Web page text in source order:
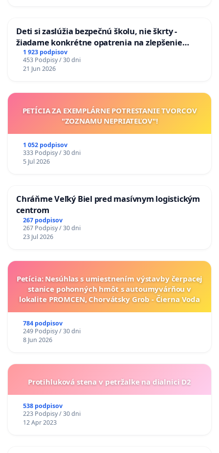
Deti si zaslúžia bezpečnú školu, nie škrty -
žiadame konkrétne opatrenia na zlepšenie
situácie v školstve
1 923 podpisov
453 Podpisy / 30 dni
21 Jun 2026
PETÍCIA ZA EXEMPLÁRNE POTRESTANIE TVORCOV
"ZOZNAMU NEPRIATEĽOV"!
1 052 podpisov
333 Podpisy / 30 dni
5 Jul 2026
Chráňme Veľký Biel pred masívnym logistickým
centrom
267 podpisov
267 Podpisy / 30 dni
23 Jul 2026
Petícia: Nesúhlas s umiestnením výstavby čerpacej
stanice pohonných hmôt s autoumyvárňou v
lokalite PROMCEN, Chorvátsky Grob - Čierna Voda
784 podpisov
249 Podpisy / 30 dni
8 Jun 2026
Protihluková stena v petržalke na dialnici D2
538 podpisov
223 Podpisy / 30 dni
12 Apr 2023